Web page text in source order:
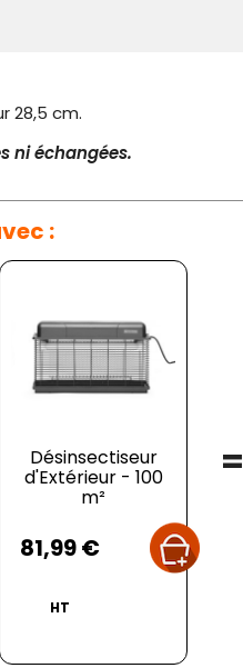
28,5 cm.
ni échangées.
:
Désinsectiseur
d'Extérieur - 100
m²
81,99 €
HT
=